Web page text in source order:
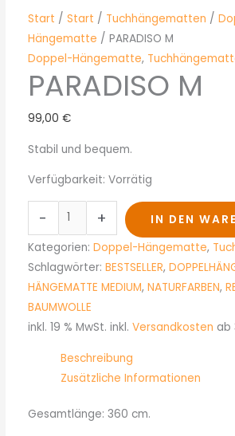
Start / Start / Tuchhängematten /
Hängematte / PARADISO M
Doppel-Hängematte,
PARADISO M
99,00 €
Stabil und bequem.
Verfügbarkeit: Vorrätig
- +
IN DEN
Kategorien: Doppel-Hängematte,
Schlagwörter: BESTSELLER,
HÄNGEMATTE MEDIUM, NATURFARBEN,
BAUMWOLLE
inkl. 19 % MwSt. inkl. Versandkosten ab
Beschreibung
Zusätzliche Informationen
Gesamtlänge: 360 cm.